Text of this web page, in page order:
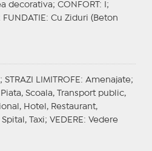
decorativa; CONFORT : I;
FUNDATIE : Cu Ziduri (Beton
STRAZI LIMITROFE : Amenajate;
Scoala, Transport public,
Hotel, Restaurant,
Taxi; VEDERE : Vedere